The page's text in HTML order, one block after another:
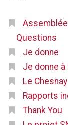
Assemblée
Questions
Je donne
Je donne à
Le
Rapports
Thank You